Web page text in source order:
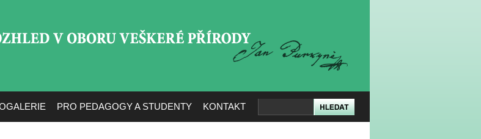
PRO PEDAGOGY A STUDENTY KONTAKT